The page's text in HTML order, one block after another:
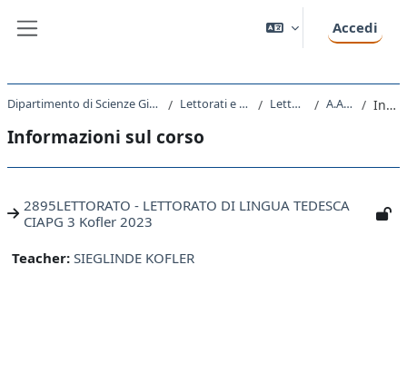
Accedi
Dipartimento di Scienze Giuridiche, del Linguaggio, dell`Interpretazione e della Traduzione Lettorati e altre attivita' didattiche Lettorati - Lettorati A.A. 2023 - 2024 Introduzione
Informazioni sul corso
2895LETTORATO - LETTORATO DI LINGUA TEDESCA
CIAPG 3 Kofler 2023
Teacher: SIEGLINDE KOFLER